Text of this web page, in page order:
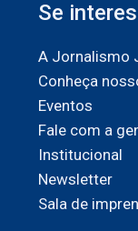
Se
A Jornalismo
Conheça
Eventos
Fale com a
Institucional
Newsletter
Sala de